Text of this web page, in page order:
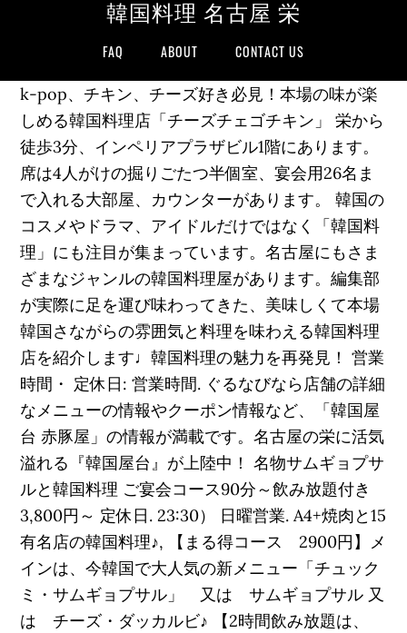
韓国料理 名古屋 栄
FAQ ABOUT CONTACT US
k-pop、チキン、チーズ好き必見！本場の味が楽
しめる韓国料理店「チーズチェゴチキン」 栄から
徒歩3分、インペリアプラザビル1階にあります。
席は4人がけの掘りごたつ半個室、宴会用26名ま
で入れる大部屋、カウンターがあります。 韓国の
コスメやドラマ、アイドルだけではなく「韓国料
理」にも注目が集まっています。名古屋にもさま
ざまなジャンルの韓国料理屋があります。編集部
が実際に足を運び味わってきた、美味しくて本場
韓国さながらの雰囲気と料理を味わえる韓国料理
店を紹介します♩韓国料理の魅力を再発見！ 営業
時間・ 定休日: 営業時間. ぐるなびなら店舗の詳細
なメニューの情報やクーポン情報など、「韓国屋
台 赤豚屋」の情報が満載です。名古屋の栄に活気
溢れる『韓国屋台』が上陸中！ 名物サムギョプサ
ルと韓国料理 ご宴会コース90分～飲み放題付き
3,800円～ 定休日. 23:30） 日曜営業. A4+焼肉と15
有名店の韓国料理♪, 【まる得コース 2900円】メ
インは、今韓国で大人気の新メニュー「チュック
ミ・サムギョプサル」 又は サムギョプサル 又
は チーズ・ダッカルビ♪ 【2時間飲み放題は、